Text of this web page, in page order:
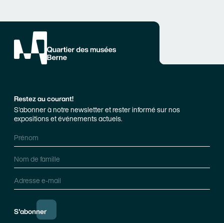
Restez au courant!
S'abonner à notre newsletter et rester informé sur nos
expositions et événements actuels.
Prénom
Nom de famille
Adresse e-mail
S'abonner